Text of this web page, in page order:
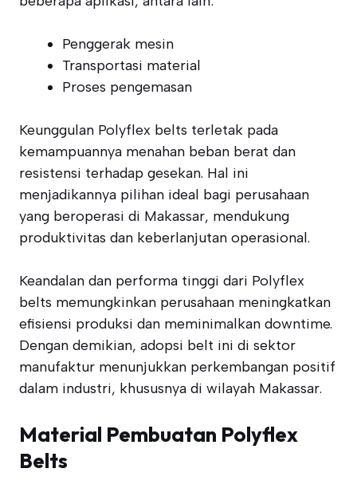
Penggerak mesin
Transportasi material
Proses pengemasan
Keunggulan Polyflex belts terletak pada
kemampuannya menahan beban berat dan
resistensi terhadap gesekan. Hal ini
menjadikannya pilihan ideal bagi perusahaan
yang beroperasi di Makassar, mendukung
produktivitas dan keberlanjutan operasional.
Keandalan dan performa tinggi dari Polyflex
belts memungkinkan perusahaan meningkatkan
efisiensi produksi dan meminimalkan downtime.
Dengan demikian, adopsi belt ini di sektor
manufaktur menunjukkan perkembangan positif
dalam industri, khususnya di wilayah Makassar.
Material Pembuatan Polyflex
Belts